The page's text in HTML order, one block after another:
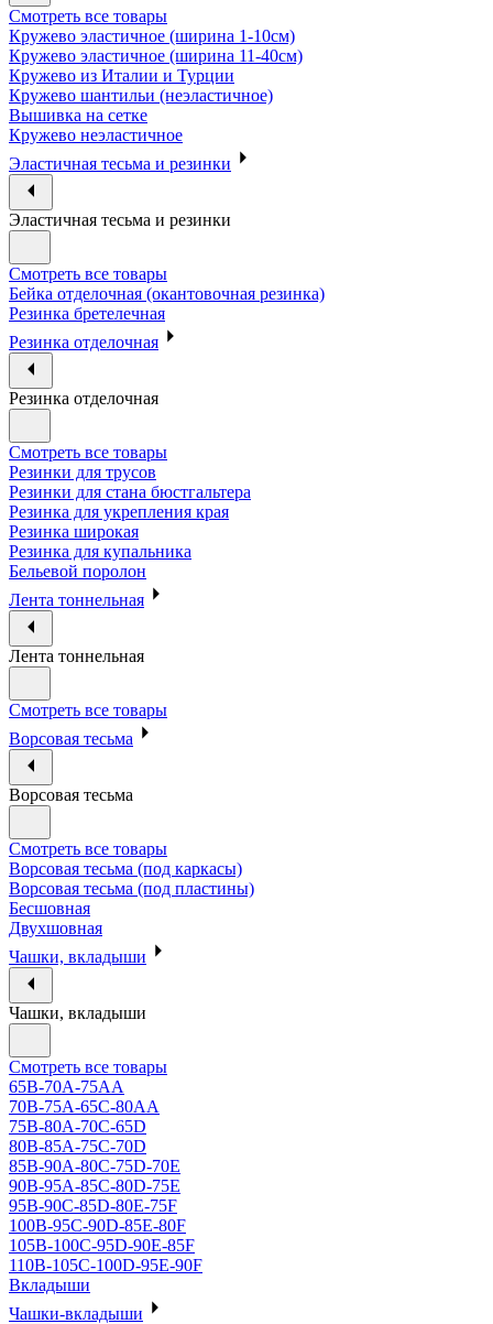
Смотреть все товары
Кружево эластичное (ширина 1-10см)
Кружево эластичное (ширина 11-40см)
Кружево из Италии и Турции
Кружево шантильи (неэластичное)
Вышивка на сетке
Кружево неэластичное
Эластичная тесьма и резинки
Эластичная тесьма и резинки
Смотреть все товары
Бейка отделочная (окантовочная резинка)
Резинка бретелечная
Резинка отделочная
Резинка отделочная
Смотреть все товары
Резинки для трусов
Резинки для стана бюстгальтера
Резинка для укрепления края
Резинка широкая
Резинка для купальника
Бельевой поролон
Лента тоннельная
Лента тоннельная
Смотреть все товары
Ворсовая тесьма
Ворсовая тесьма
Смотреть все товары
Ворсовая тесьма (под каркасы)
Ворсовая тесьма (под пластины)
Бесшовная
Двухшовная
Чашки, вкладыши
Чашки, вкладыши
Смотреть все товары
65B-70A-75АА
70В-75А-65С-80АА
75В-80А-70С-65D
80В-85А-75С-70D
85В-90А-80С-75D-70E
90B-95A-85C-80D-75E
95B-90C-85D-80E-75F
100B-95C-90D-85E-80F
105B-100C-95D-90E-85F
110B-105C-100D-95E-90F
Вкладыши
Чашки-вкладыши